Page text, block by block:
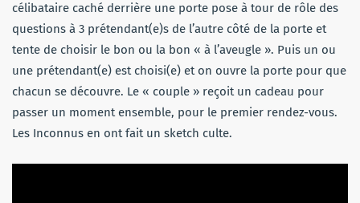
célibataire caché derrière une porte pose à tour de rôle des
questions à 3 prétendant(e)s de l’autre côté de la porte et
tente de choisir le bon ou la bon « à l’aveugle ». Puis un ou
une prétendant(e) est choisi(e) et on ouvre la porte pour que
chacun se découvre. Le « couple » reçoit un cadeau pour
passer un moment ensemble, pour le premier rendez-vous.
Les Inconnus en ont fait un sketch culte.